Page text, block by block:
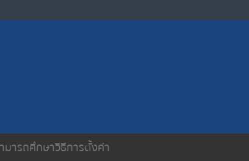
อเรา นโยบายความเป็นส่วนตัว
มารถศึกษาวิธีการตั้งค่า